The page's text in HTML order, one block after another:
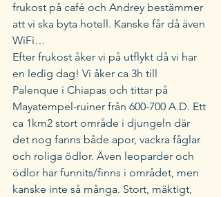
frukost på café och Andrey bestämmer
att vi ska byta hotell. Kanske får då även
WiFi…
Efter frukost åker vi på utflykt då vi har
en ledig dag! Vi åker ca 3h till
Palenque i Chiapas och tittar på
Mayatempel-ruiner från 600-700 A.D. Ett
ca 1km2 stort område i djungeln där
det nog fanns både apor, vackra fåglar
och roliga ödlor. Även leoparder och
ödlor har funnits/finns i området, men
kanske inte så många. Stort, mäktigt,